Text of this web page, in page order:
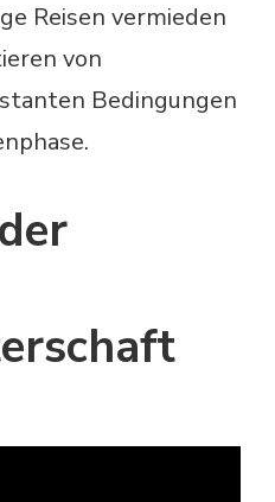
Reisen vermieden
von
Bedingungen